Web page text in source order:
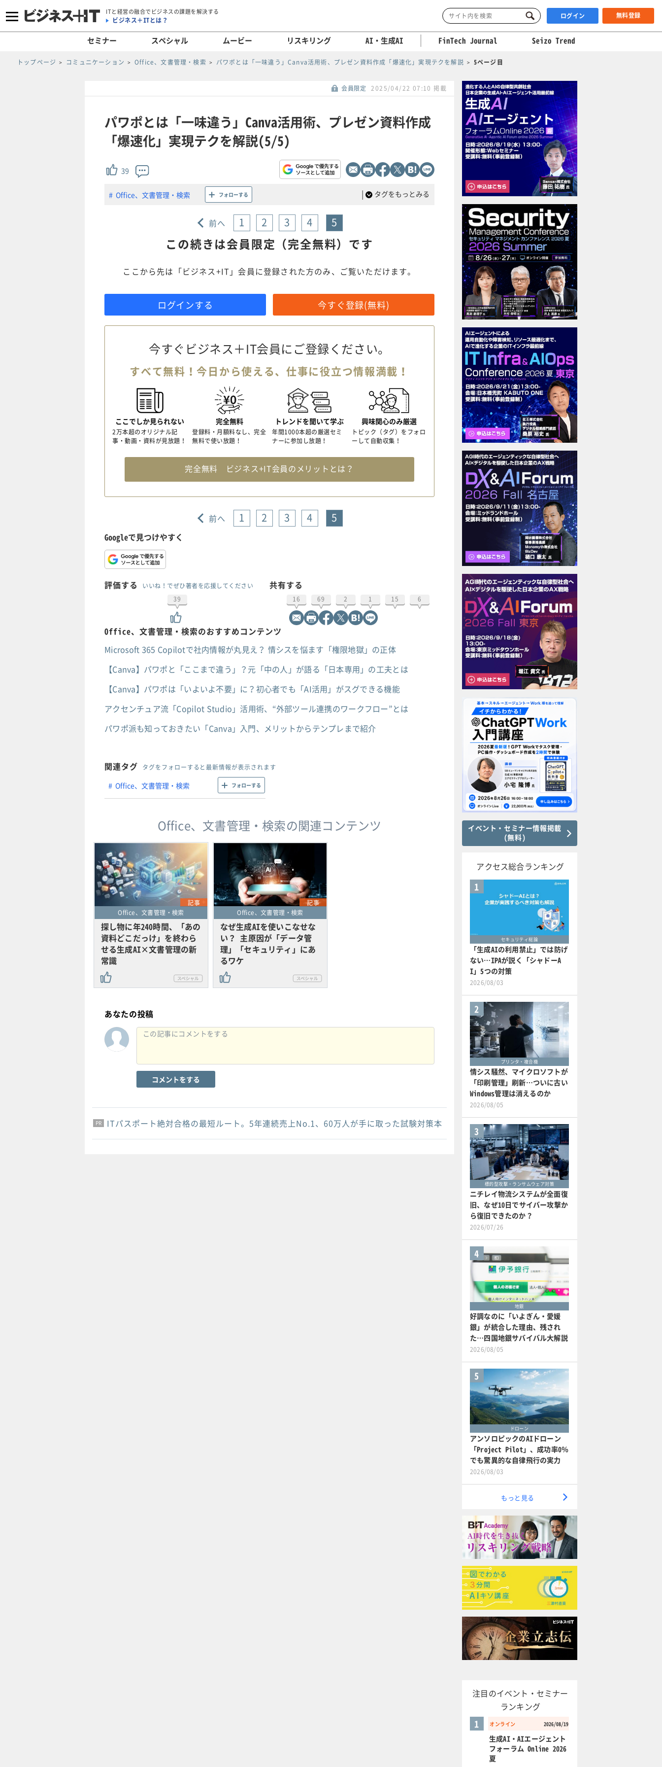
ITと経営の融合でビジネスの課題を解決する
ビジネス＋ITとは？ ログイン 無料登録
セミナー スペシャル ムービー リスキリング AI・生成AI FinTech Journal Seizo Trend
トップページ コミュニケーション Office、文書管理・検索 パワポとは「一味違う」Canva活用術、プレゼン資料作成「爆速化」実現テクを解説 5ページ目
会員限定 2025/04/22 07:10 掲載
パワポとは「一味違う」Canva活用術、プレゼン資料作成
「爆速化」実現テクを解説(5/5)
39
Office、文書管理・検索 フォローする | タグをもっとみる
前へ 1 2 3 4 5
この続きは会員限定（完全無料）です
ここから先は「ビジネス+IT」会員に登録された方のみ、ご覧いただけます。
ログインする 今すぐ登録(無料)
今すぐビジネス＋IT会員にご登録ください。
すべて無料！今日から使える、仕事に役立つ情報満載！
ここでしか見られない
2万本超のオリジナル記
事・動画・資料が見放題！
完全無料
登録料・月額料なし、完全
無料で使い放題！
トレンドを聞いて学ぶ
年間1000本超の厳選セミ
ナーに参加し放題！
興味関心のみ厳選
トピック（タグ）をフォロ
ーして自動収集！
完全無料 ビジネス+IT会員のメリットとは？
前へ 1 2 3 4 5
Googleで見つけやすく
評価する
いいね！でぜひ著者を応援してください
39
共有する
16 69 2 1 15 6
Office、文書管理・検索のおすすめコンテンツ
Microsoft 365 Copilotで社内情報が丸見え？ 情シスを悩ます「権限地獄」の正体
【Canva】パワポと「ここまで違う」？元「中の人」が語る「日本専用」の工夫とは
【Canva】パワポは「いよいよ不要」に？初心者でも「AI活用」がスグできる機能
アクセンチュア流「Copilot Studio」活用術、“外部ツール連携のワークフロー”とは
パワポ派も知っておきたい「Canva」入門、メリットからテンプレまで紹介
関連タグ タグをフォローすると最新情報が表示されます
Office、文書管理・検索 フォローする
Office、文書管理・検索の関連コンテンツ
記事
Office、文書管理・検索
探し物に年240時間、「あの
資料どこだっけ」を終わら
せる生成AI×文書管理の新
常識
記事
Office、文書管理・検索
なぜ生成AIを使いこなせな
い？ 主原因が「データ管
理」「セキュリティ」にあ
るワケ
あなたの投稿
コメントをする
PR
PR
PR ITパスポート絶対合格の最短ルート。5年連続売上No.1、60万人が手に取った試験対策本
イベント・セミナー情報掲載
(無料)
アクセス総合ランキング
1
セキュリティ総論
「生成AIの利用禁止」では防げ
ない…IPAが説く「シャドーA
I」5つの対策
2026/08/03
2
プリンタ・複合機
情シス騒然、マイクロソフトが
「印刷管理」刷新…ついに古い
Windows管理は消えるのか
2026/08/05
3
標的型攻撃・ランサムウェア対策
ニチレイ物流システムが全面復
旧、なぜ10日でサイバー攻撃か
ら復旧できたのか？
2026/07/26
4
地銀
好調なのに「いよぎん・愛媛
銀」が統合した理由、残され
た…四国地銀サバイバル大解説
2026/08/05
5
ドローン
アンソロピックのAIドローン
「Project Pilot」、成功率0％
でも驚異的な自律飛行の実力
2026/08/03
もっと見る
注目のイベント・セミナー
ランキング
オンライン 2026/08/19
1
生成AI・AIエージェント
フォーラム Online 2026
夏